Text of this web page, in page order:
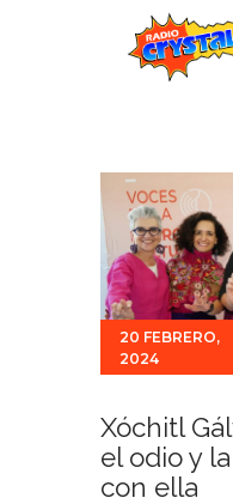
Estaciones
Eventos
Noticias
Para ti
20 FEBRERO,
2024
Xóchitl
el odio y
con ella